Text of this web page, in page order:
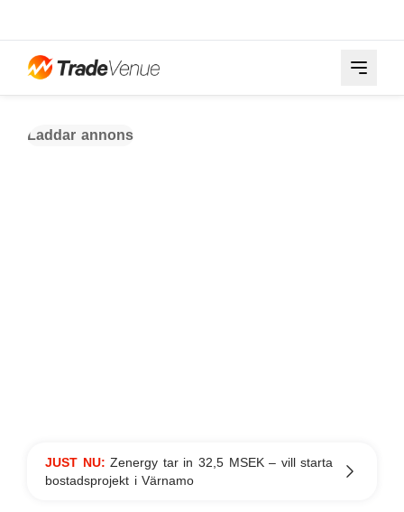
Laddar annons
JUST NU:Zenergy tar in 32,5 MSEK – vill starta
bostadsprojekt i Värnamo